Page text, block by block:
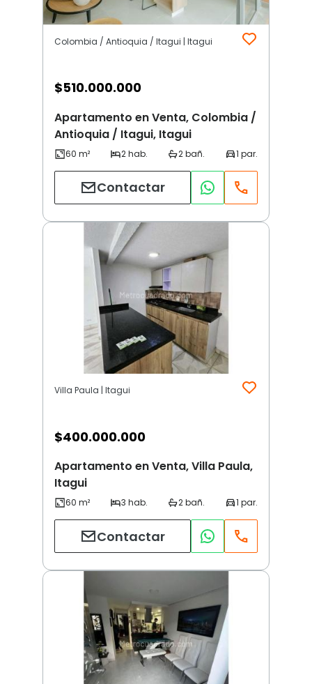
Colombia / Antioquia / Itagui | Itagui
$510.000.000
Apartamento en Venta, Colombia /
Antioquia / Itagui, Itagui
Contactar
Villa Paula | Itagui
$400.000.000
Apartamento en Venta, Villa Paula,
Itagui
Contactar